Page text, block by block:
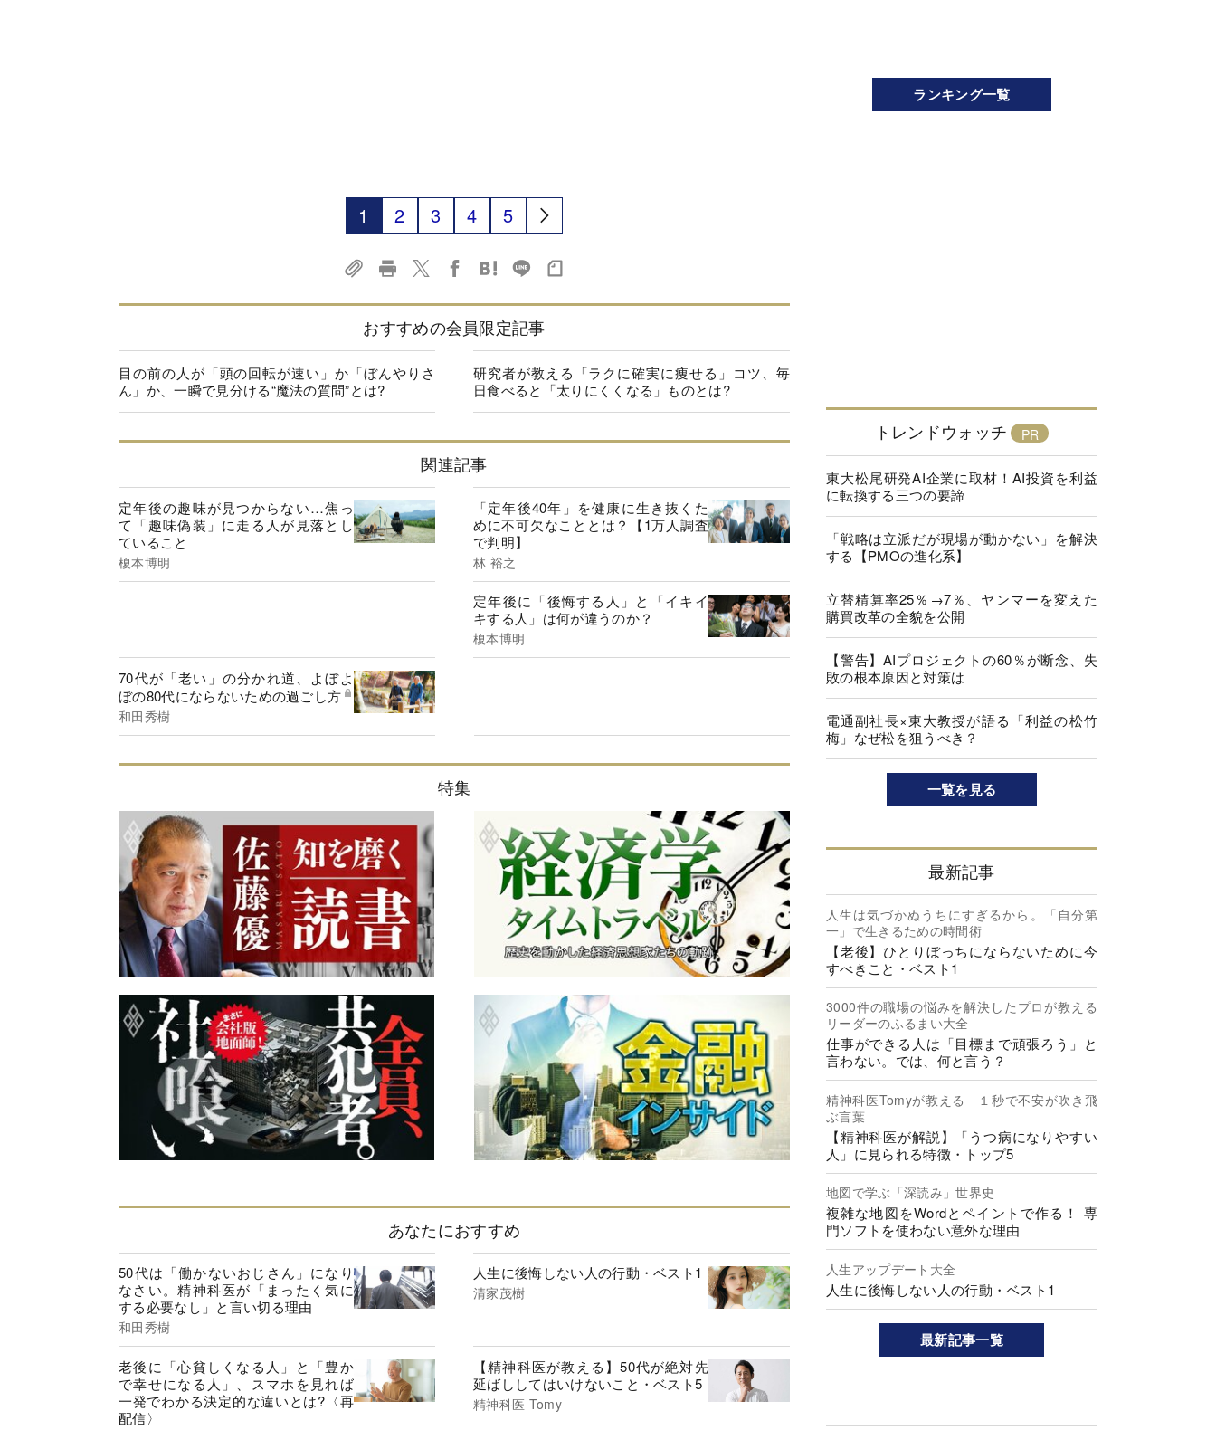
1 2 3 4 5
おすすめの会員限定記事
目の前の人が「頭の回転が速い」か「ぼんやりさ
ん」か、一瞬で見分ける“魔法の質問”とは?
研究者が教える「ラクに確実に痩せる」コツ、毎
日食べると「太りにくくなる」ものとは?
関連記事
定年後の趣味が見つからない…焦っ
て「趣味偽装」に走る人が見落とし
ていること
榎本博明
「定年後40年」を健康に生き抜くた
めに不可欠なこととは？【1万人調査
で判明】
林 裕之
定年後に「後悔する人」と「イキイ
キする人」は何が違うのか？
榎本博明
70代が「老い」の分かれ道、よぼよ
ぼの80代にならないための過ごし方
和田秀樹
特集
あなたにおすすめ
50代は「働かないおじさん」になり
なさい。精神科医が「まったく気に
する必要なし」と言い切る理由
和田秀樹
人生に後悔しない人の行動・ベスト1
清家茂樹
老後に「心貧しくなる人」と「豊か
で幸せになる人」、スマホを見れば
一発でわかる決定的な違いとは?〈再
配信〉
【精神科医が教える】50代が絶対先
延ばししてはいけないこと・ベスト5
精神科医 Tomy
ランキング一覧
トレンドウォッチ
東大松尾研発AI企業に取材！AI投資を利益
に転換する三つの要諦
「戦略は立派だが現場が動かない」を解決
する【PMOの進化系】
立替精算率25％→7％、ヤンマーを変えた
購買改革の全貌を公開
【警告】AIプロジェクトの60％が断念、失
敗の根本原因と対策は
電通副社長×東大教授が語る「利益の松竹
梅」なぜ松を狙うべき？
一覧を見る
最新記事
人生は気づかぬうちにすぎるから。「自分第
一」で生きるための時間術
【老後】ひとりぼっちにならないために今
すべきこと・ベスト1
3000件の職場の悩みを解決したプロが教える
リーダーのふるまい大全
仕事ができる人は「目標まで頑張ろう」と
言わない。では、何と言う？
精神科医Tomyが教える １秒で不安が吹き飛
ぶ言葉
【精神科医が解説】「うつ病になりやすい
人」に見られる特徴・トップ5
地図で学ぶ「深読み」世界史
複雑な地図をWordとペイントで作る！ 専
門ソフトを使わない意外な理由
人生アップデート大全
人生に後悔しない人の行動・ベスト1
最新記事一覧